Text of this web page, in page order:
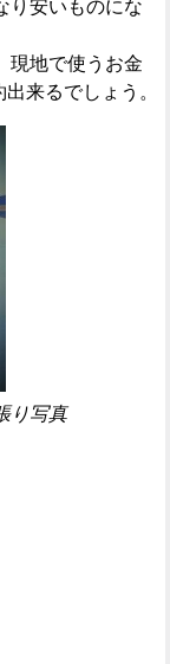
り安いものにな
現地で使うお金
来るでしょう。
り写真